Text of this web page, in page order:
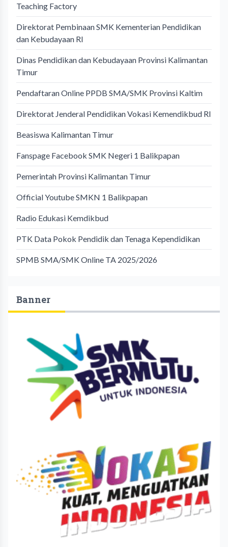
Teaching Factory
Direktorat Pembinaan SMK Kementerian Pendidikan
dan Kebudayaan RI
Dinas Pendidikan dan Kebudayaan Provinsi Kalimantan
Timur
Pendaftaran Online PPDB SMA/SMK Provinsi Kaltim
Direktorat Jenderal Pendidikan Vokasi Kemendikbud RI
Beasiswa Kalimantan Timur
Fanspage Facebook SMK Negeri 1 Balikpapan
Pemerintah Provinsi Kalimantan Timur
Official Youtube SMKN 1 Balikpapan
Radio Edukasi Kemdikbud
PTK Data Pokok Pendidik dan Tenaga Kependidikan
SPMB SMA/SMK Online TA 2025/2026
Banner